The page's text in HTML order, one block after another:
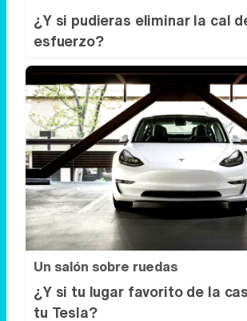
Un salón sobre ruedas
¿Y si tu lugar favorito de la
tu Tesla?